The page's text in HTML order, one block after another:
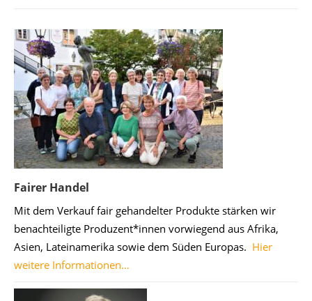
Fairer Handel
Mit dem Verkauf fair gehandelter Produkte stärken wir
benachteiligte Produzent*innen vorwiegend aus Afrika,
Asien, Lateinamerika sowie dem Süden Europas. Hier
weitere Informationen…